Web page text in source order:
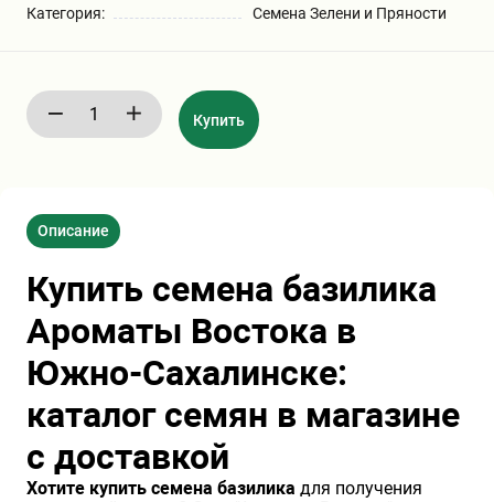
Шарафуга
Бирючина
Плющ
Кустарники
ПАМПАСНАЯ ТРАВА
(КОРТАДЕРИЯ)
Кизильник саженец
Олеандр саженцы
Экзотические растения
Декоративные саженцы
Хвойные саженцы
Клематис
Глициния
Гвоздика саженцы
Категория: Семена Зелени и Пряности
Купить
Описание
Купить семена базилика
Ароматы Востока в
Южно-Сахалинске:
каталог семян в магазине
с доставкой
Хотите купить семена базилика для получения